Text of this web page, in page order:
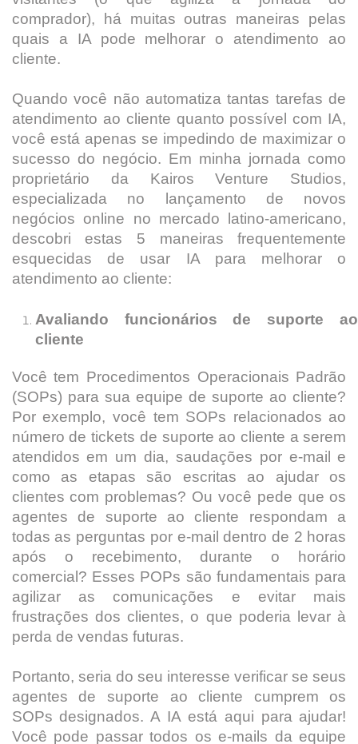
comprador), há muitas outras maneiras pelas
quais a IA pode melhorar o atendimento ao
cliente.
Quando você não automatiza tantas tarefas de
atendimento ao cliente quanto possível com IA,
você está apenas se impedindo de maximizar o
sucesso do negócio. Em minha jornada como
proprietário da Kairos Venture Studios,
especializada no lançamento de novos
negócios online no mercado latino-americano,
descobri estas 5 maneiras frequentemente
esquecidas de usar IA para melhorar o
atendimento ao cliente:
Avaliando funcionários de suporte ao
cliente
Você tem Procedimentos Operacionais Padrão
(SOPs) para sua equipe de suporte ao cliente?
Por exemplo, você tem SOPs relacionados ao
número de tickets de suporte ao cliente a serem
atendidos em um dia, saudações por e-mail e
como as etapas são escritas ao ajudar os
clientes com problemas? Ou você pede que os
agentes de suporte ao cliente respondam a
todas as perguntas por e-mail dentro de 2 horas
após o recebimento, durante o horário
comercial? Esses POPs são fundamentais para
agilizar as comunicações e evitar mais
frustrações dos clientes, o que poderia levar à
perda de vendas futuras.
Portanto, seria do seu interesse verificar se seus
agentes de suporte ao cliente cumprem os
SOPs designados. A IA está aqui para ajudar!
Você pode passar todos os e-mails da equipe